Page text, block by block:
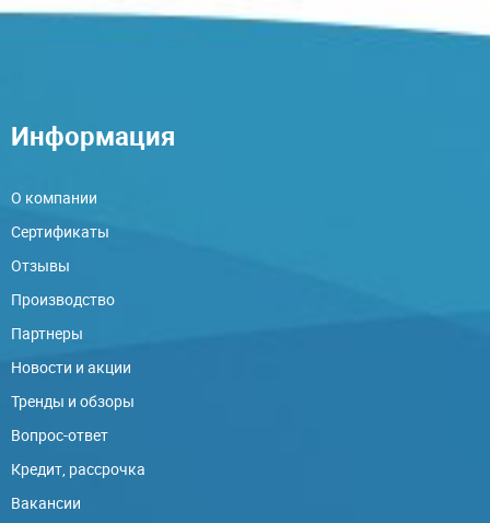
Информация
О компании
Сертификаты
Отзывы
Производство
Партнеры
Новости и акции
Тренды и обзоры
Вопрос-ответ
Кредит, рассрочка
Вакансии